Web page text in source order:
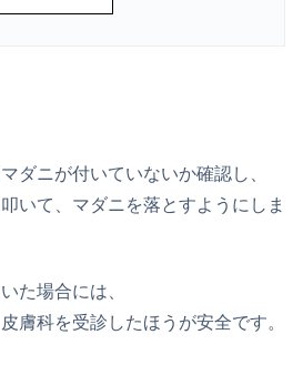
ダニが付いていないか確認し、
いて、マダニを落とすようにしま
た場合には、
膚科を受診したほうが安全です。